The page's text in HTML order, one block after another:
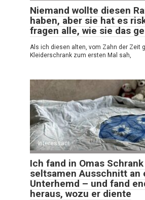
Niemand wollte diesen
haben, aber sie hat es
fragen alle, wie sie das
Als ich diesen alten, vom Zahn der Zeit
Kleiderschrank zum ersten Mal sah,
Interessant
Ich fand in Omas
seltsamen Ausschnitt an
Unterhemd – und fand
heraus, wozu er diente